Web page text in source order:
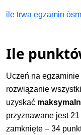
ile trwa egzamin
Ile
Uczeń na
rozwiązanie
uzyskać
przyznawane jest
zamknięte – 34